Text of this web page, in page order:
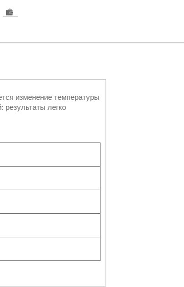
изменение температуры
результаты легко